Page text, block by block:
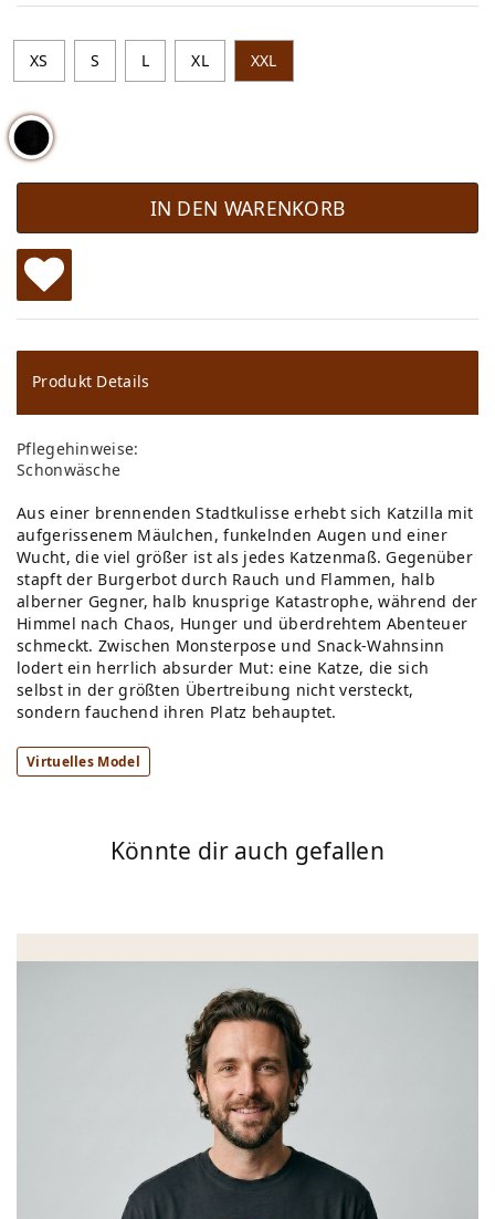
XS S L XL XXL
IN DEN WARENKORB
W
u
ns
ch
lis
te
Produkt Details
Pflegehinweise:
Schonwäsche
Aus einer brennenden Stadtkulisse erhebt sich Katzilla mit
aufgerissenem Mäulchen, funkelnden Augen und einer
Wucht, die viel größer ist als jedes Katzenmaß. Gegenüber
stapft der Burgerbot durch Rauch und Flammen, halb
alberner Gegner, halb knusprige Katastrophe, während der
Himmel nach Chaos, Hunger und überdrehtem Abenteuer
schmeckt. Zwischen Monsterpose und Snack-Wahnsinn
lodert ein herrlich absurder Mut: eine Katze, die sich
selbst in der größten Übertreibung nicht versteckt,
sondern fauchend ihren Platz behauptet.
Virtuelles Model
Könnte dir auch gefallen